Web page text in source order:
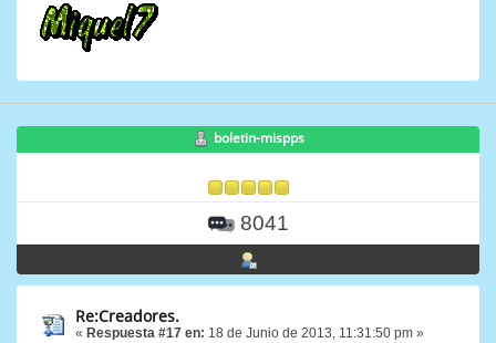
boletin-mispps
8041
Re:Creadores.
« Respuesta #17 en: 18 de Junio de 2013, 11:31:50 pm »